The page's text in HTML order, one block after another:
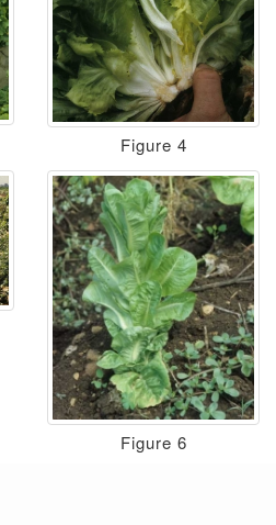
Figure 4
Figure 6